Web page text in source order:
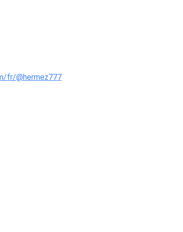
fr/@hermez777